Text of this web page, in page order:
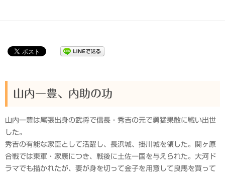
衆
山内一豊、内助の功
山内一豊は尾張出身の武将で信長・秀吉の元で勇猛果敢に戦い出世
した。
秀吉の有能な家臣として活躍し、長浜城、掛川城を領した。関ヶ原
合戦では東軍・家康につき、戦後に土佐一国を与えられた。大河ド
ラマでも描かれたが、妻が身を切って金子を用意して良馬を買って